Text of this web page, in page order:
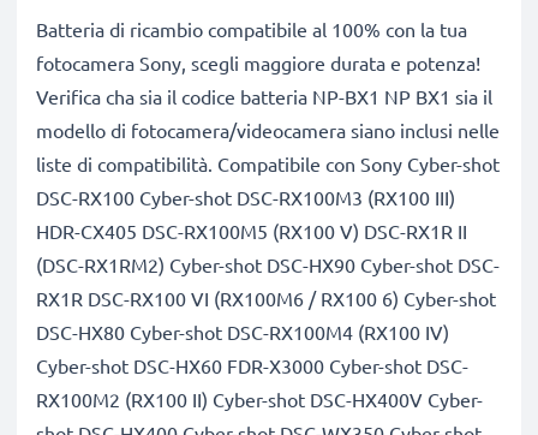
Batteria di ricambio compatibile al 100% con la tua
fotocamera Sony, scegli maggiore durata e potenza!
Verifica cha sia il codice batteria NP-BX1 NP BX1 sia il
modello di fotocamera/videocamera siano inclusi nelle
liste di compatibilità. Compatibile con Sony Cyber-shot
DSC-RX100 Cyber-shot DSC-RX100M3 (RX100 III)
HDR-CX405 DSC-RX100M5 (RX100 V) DSC-RX1R II
(DSC-RX1RM2) Cyber-shot DSC-HX90 Cyber-shot DSC-
RX1R DSC-RX100 VI (RX100M6 / RX100 6) Cyber-shot
DSC-HX80 Cyber-shot DSC-RX100M4 (RX100 IV)
Cyber-shot DSC-HX60 FDR-X3000 Cyber-shot DSC-
RX100M2 (RX100 II) Cyber-shot DSC-HX400V Cyber-